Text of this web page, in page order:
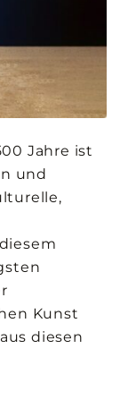
Jahre ist
und
Kunst
diesen